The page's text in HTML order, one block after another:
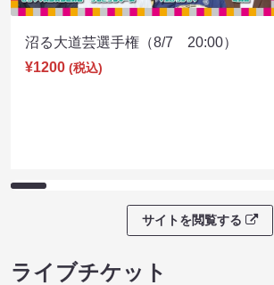
沼る大道芸選手権（8/7 20:00）
¥1200 (税込)
サイトを閲覧する
ライブチケット